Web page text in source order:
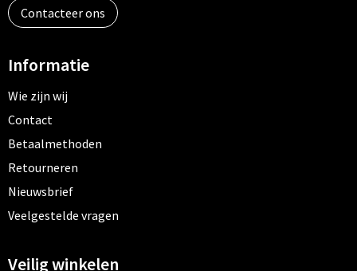
Contacteer ons
Informatie
Wie zijn wij
Contact
Betaalmethoden
Retourneren
Nieuwsbrief
Veelgestelde vragen
Veilig winkelen